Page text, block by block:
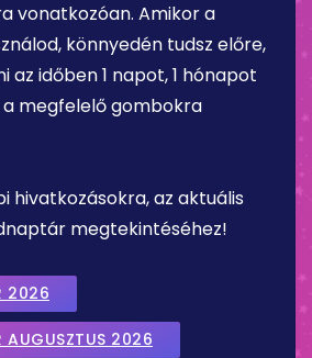
vonatkozóan. Amikor a
könnyedén tudsz előre,
az időben 1 napot, 1 hónapot
a megfelelő gombokra
hivatkozásokra, az aktuális
megtekintéséhez!
2026
AUGUSZTUS 2026